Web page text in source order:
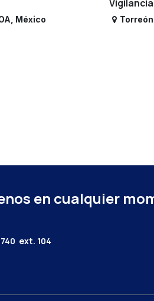
México Torreón
en cualquier
ext. 104